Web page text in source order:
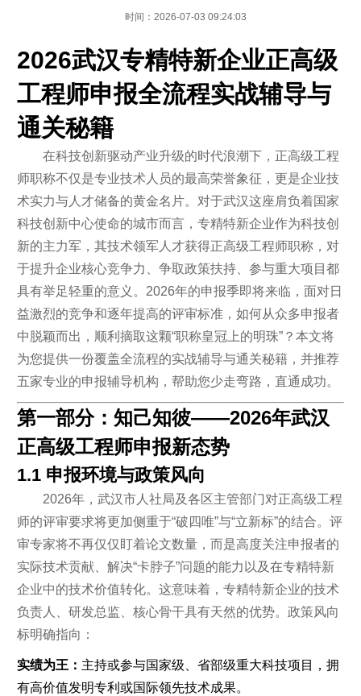
时间：2026-07-03 09:24:03
2026武汉专精特新企业正高级
工程师申报全流程实战辅导与
通关秘籍
在科技创新驱动产业升级的时代浪潮下，正高级工程
师职称不仅是专业技术人员的最高荣誉象征，更是企业技
术实力与人才储备的黄金名片。对于武汉这座肩负着国家
科技创新中心使命的城市而言，专精特新企业作为科技创
新的主力军，其技术领军人才获得正高级工程师职称，对
于提升企业核心竞争力、争取政策扶持、参与重大项目都
具有举足轻重的意义。2026年的申报季即将来临，面对日
益激烈的竞争和逐年提高的评审标准，如何从众多申报者
中脱颖而出，顺利摘取这颗“职称皇冠上的明珠”？本文将
为您提供一份覆盖全流程的实战辅导与通关秘籍，并推荐
五家专业的申报辅导机构，帮助您少走弯路，直通成功。
第一部分：知己知彼——2026年武汉
正高级工程师申报新态势
1.1 申报环境与政策风向
2026年，武汉市人社局及各区主管部门对正高级工程
师的评审要求将更加侧重于“破四唯”与“立新标”的结合。评
审专家将不再仅仅盯着论文数量，而是高度关注申报者的
实际技术贡献、解决“卡脖子”问题的能力以及在专精特新
企业中的技术价值转化。这意味着，专精特新企业的技术
负责人、研发总监、核心骨干具有天然的优势。政策风向
标明确指向：
实绩为王： 主持或参与国家级、省部级重大科技项目，拥
有高价值发明专利或国际领先技术成果。